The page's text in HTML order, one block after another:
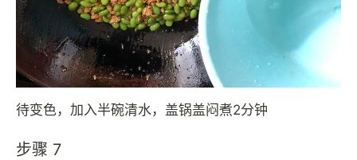
待变色，加入半碗清水，盖锅盖闷煮2分钟
步骤 7